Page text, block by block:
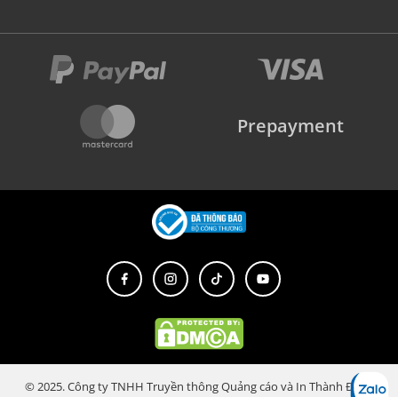
Prepayment
© 2025. Công ty TNHH Truyền thông Quảng cáo và In Thành Đạt.